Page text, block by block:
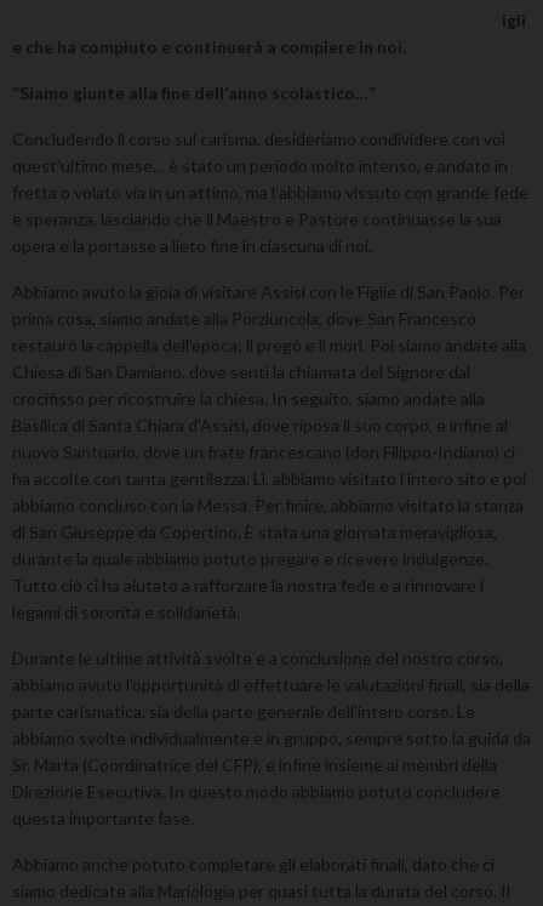
igli
e che ha compiuto e continuerà a compiere in noi.
“Siamo giunte alla fine dell’anno scolastico…”
Concludendo il corso sul carisma, desideriamo condividere con voi
quest’ultimo mese… è stato un periodo molto intenso, e andato in
fretta o volato via in un attimo, ma l’abbiamo vissuto con grande fede
e speranza, lasciando che il Maestro e Pastore continuasse la sua
opera e la portasse a lieto fine in ciascuna di noi.
Abbiamo avuto la gioia di visitare Assisi con le Figlie di San Paolo. Per
prima cosa, siamo andate alla Porziuncola, dove San Francesco
restaurò la cappella dell’epoca; lì pregò e lì morì. Poi siamo andate alla
Chiesa di San Damiano, dove sentì la chiamata del Signore dal
crocifisso per ricostruire la chiesa. In seguito, siamo andate alla
Basilica di Santa Chiara d’Assisi, dove riposa il suo corpo, e infine al
nuovo Santuario, dove un frate francescano (don Filippo-Indiano) ci
ha accolte con tanta gentilezza. Lì, abbiamo visitato l’intero sito e poi
abbiamo concluso con la Messa. Per finire, abbiamo visitato la stanza
di San Giuseppe da Copertino. È stata una giornata meravigliosa,
durante la quale abbiamo potuto pregare e ricevere indulgenze.
Tutto ciò ci ha aiutato a rafforzare la nostra fede e a rinnovare i
legami di sororita e solidarietà.
Durante le ultime attività svolte e a conclusione del nostro corso,
abbiamo avuto l’opportunità di effettuare le valutazioni finali, sia della
parte carismatica, sia della parte generale dell’intero corso. Le
abbiamo svolte individualmente e in gruppo, sempre sotto la guida da
Sr. Marta (Coordinatrice del CFP), e infine insieme ai membri della
Direzione Esecutiva. In questo modo abbiamo potuto concludere
questa importante fase.
Abbiamo anche potuto completare gli elaborati finali, dato che ci
siamo dedicate alla Mariologia per quasi tutta la durata del corso. Il